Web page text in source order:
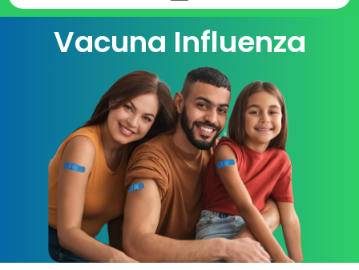
Vacuna Influenza